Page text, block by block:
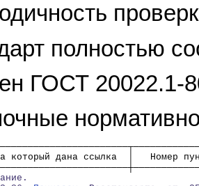
полностью
ГОСТ 20022.1-
который дана ссылка  │   Номер